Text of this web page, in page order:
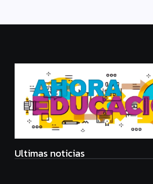
Ultimas noticias